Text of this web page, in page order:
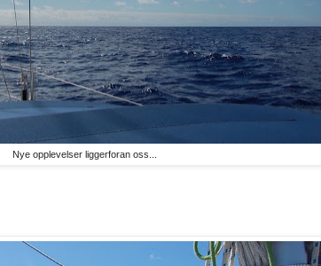
Nye opplevelser liggerforan oss...